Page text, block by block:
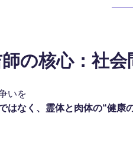
の核心：社
いを
はなく、霊体と肉体の“健康